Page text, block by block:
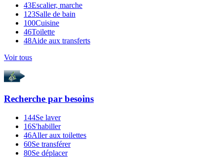
43Escalier, marche
123Salle de bain
100Cuisine
46Toilette
48Aide aux transferts
Voir tous
Recherche par besoins
144Se laver
16S'habiller
46Aller aux toilettes
60Se transférer
80Se déplacer